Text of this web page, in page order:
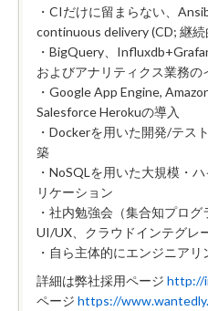
・CIだけに留まらない、
continuous delivery (CD; 継
・BigQuery、
およびアナリティクス業務の
・Google App Engine,
Salesforce Herokuの導入
・Dockerを用いた開発/テス
築
・NoSQLを用いた大規模・
リケーション
・社内勉強会（集合知プロ
UI/UX、クラウドインテグレ
・自ら主体的にエンジニア
詳細は弊社採用ページ http://
ページ https://